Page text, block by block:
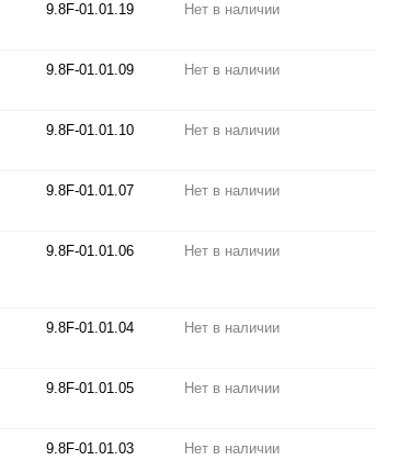
9.8F-01.01.19 Нет в наличии
9.8F-01.01.09 Нет в наличии
9.8F-01.01.10 Нет в наличии
9.8F-01.01.07 Нет в наличии
9.8F-01.01.06 Нет в наличии
9.8F-01.01.04 Нет в наличии
9.8F-01.01.05 Нет в наличии
9.8F-01.01.03 Нет в наличии